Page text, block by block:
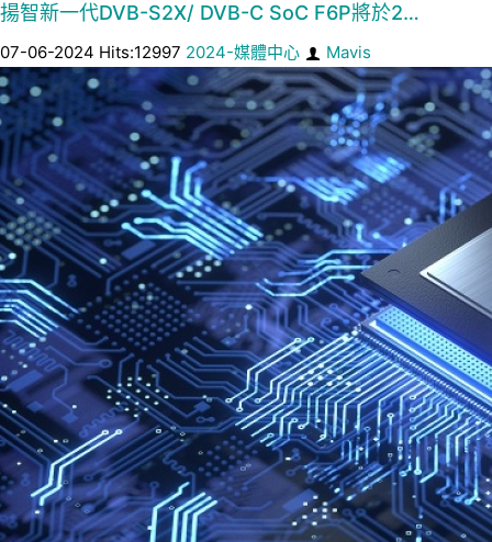
揚智新一代DVB-S2X/ DVB-C SoC F6P將於2…
07-06-2024 Hits:12997 2024-媒體中心 Mavis